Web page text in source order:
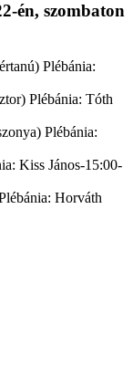
én, szombaton
Plébánia:
Plébánia: Tóth
Plébánia:
Kiss János-15:00-
Horváth